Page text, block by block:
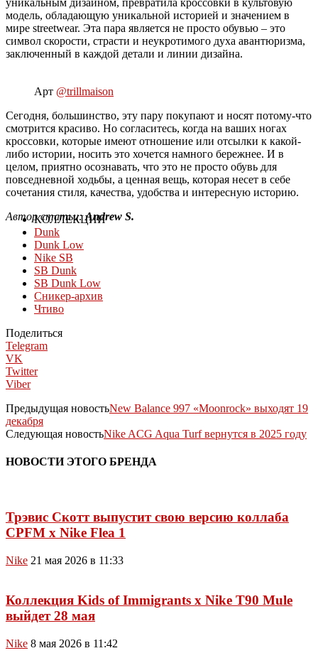
модель, обладающую уникальной историей и значением в
мире streetwear. Эта пара является не просто обувью – это
символ скорости, страсти и неукротимого духа авантюризма,
заключенный в каждой детали и линии дизайна.
Арт @trillmaison
Сегодня, большинство, эту пару покупают и носят потому-что
смотрится красиво. Но согласитесь, когда на ваших ногах
кроссовки, которые имеют отношение или отсылки к какой-
либо истории, носить это хочется намного бережнее. И в
целом, приятно осознавать, что это не просто обувь для
повседневной ходьбы, а ценная вещь, которая несет в себе
сочетания стиля, качества, удобства и интересную историю.
Автор статьи:Andrew S.
КОЛЛЕКЦИИ
Dunk
Dunk Low
Nike SB
SB Dunk
SB Dunk Low
Сникер-архив
Чтиво
Поделиться
Telegram
VK
Twitter
Viber
Предыдущая новостьNew Balance 997 «Moonrock» выходят 19
декабря
Следующая новостьNike ACG Aqua Turf вернутся в 2025 году
НОВОСТИ ЭТОГО БРЕНДА
Трэвис Скотт выпустит свою версию коллаба
CPFM x Nike Flea 1
Nike 21 мая 2026 в 11:33
Коллекция Kids of Immigrants x Nike T90 Mule
выйдет 28 мая
Nike 8 мая 2026 в 11:42